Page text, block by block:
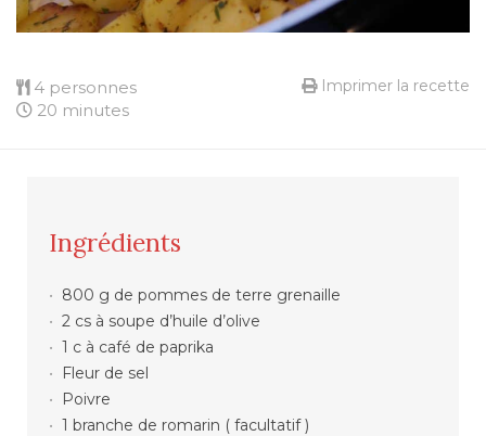
4 personnes
20 minutes
Imprimer la recette
Ingrédients
800 g de pommes de terre grenaille
2 cs à soupe d’huile d’olive
1 c à café de paprika
Fleur de sel
Poivre
1 branche de romarin ( facultatif )